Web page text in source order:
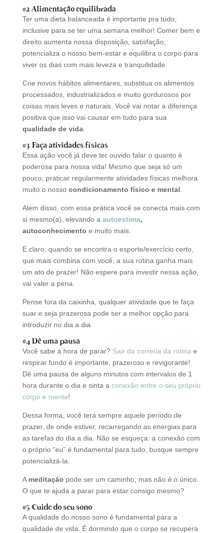
#2Alimentação equilibrada
Ter uma dieta balanceada é importante pra tudo,
inclusive para se ter uma semana melhor! Comer bem e
direito aumenta nossa disposição, satisfação,
potencializa o nosso bem-estar e equilibra o corpo para
viver os dias com mais leveza e tranquilidade.
Crie novos hábitos alimentares, substitua os alimentos
processados, industrializados e muito gordurosos por
coisas mais leves e naturais. Você vai notar a diferença
positiva que isso vai causar em tudo para sua
qualidade de vida.
#3 Faça atividades físicas
Essa ação você já deve ter ouvido falar o quanto é
poderosa para nossa vida! Mesmo que seja só um
pouco, praticar regularmente atividades físicas melhora
muito o nosso condicionamento físico e mental
Além disso, com essa prática você se conecta mais com
si mesmo(a), elevando a autoestima,
autoconhecimento e muito mais.
E claro, quando se encontra o esporte/exercício certo,
que mais combina com você, a sua rotina ganha mais
um ato de prazer! Não espere para investir nessa ação,
vai valer a pena.
Pense fora da caixinha, qualquer atividade que te faça
suar e seja prazerosa pode ser a melhor opção para
introduzir no dia a dia.
#4 Dê uma pausa
Você sabe a hora de parar? Sair da correria da rotina e
respirar fundo é importante, prazeroso e revigorante!
Dê uma pausa de alguns minutos com intervalos de 1
hora durante o dia e sinta a conexão entre o seu próprio
corpo e mente!
Dessa forma, você terá sempre aquele período de
prazer, de onde estiver, recarregando as energias para
as tarefas do dia a dia. Não se esqueça: a conexão com
o próprio “eu” é fundamental para tudo, busque sempre
potencializá-la.
A meditação pode ser um caminho, mas não é o único.
O que te ajuda a parar para estar consigo mesmo?
#5 Cuide do seu sono
A qualidade do nosso sono é fundamental para a
qualidade de vida. É dormindo que o corpo se recupera